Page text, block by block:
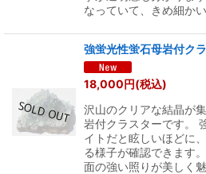
なっていて、きめ細か
強蛍光性蛍石母岩付ク
18,000円(税込)
沢山のクリアな結晶が
岩付クラスターです。
イトだと眩しいほどに
る様子が確認できます
面の強い照りが美しく